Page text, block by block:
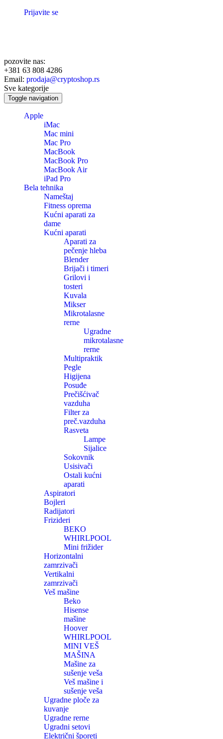
Prijavite se
pozovite nas:
+381 63 808 4286
Email: prodaja@cryptoshop.rs
Sve kategorije
Toggle navigation
Apple
iMac
Mac mini
Mac Pro
MacBook
MacBook Pro
MacBook Air
iPad Pro
Bela tehnika
Nameštaj
Fitness oprema
Kućni aparati za
dame
Kućni aparati
Aparati za
pečenje hleba
Blender
Brijači i timeri
Grilovi i
tosteri
Kuvala
Mikser
Mikrotalasne
rerne
Ugradne
mikrotalasne
rerne
Multipraktik
Pegle
Higijena
Posuđe
Prečišćivač
vazduha
Filter za
preč.vazduha
Rasveta
Lampe
Sijalice
Sokovnik
Usisivači
Ostali kućni
aparati
Aspiratori
Bojleri
Radijatori
Frizideri
BEKO
WHIRLPOOL
Mini frižider
Horizontalni
zamrzivači
Vertikalni
zamrzivači
Veš mašine
Beko
Hisense
mašine
Hoover
WHIRLPOOL
MINI VEŠ
MAŠINA
Mašine za
sušenje veša
Veš mašine i
sušenje veša
Ugradne ploče za
kuvanje
Ugradne rerne
Ugradni setovi
Električni šporeti